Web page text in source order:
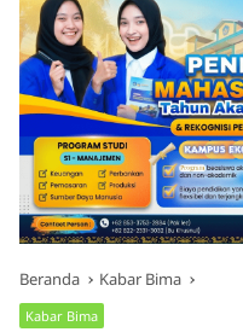
Beranda Kabar Bima
Kabar Bima